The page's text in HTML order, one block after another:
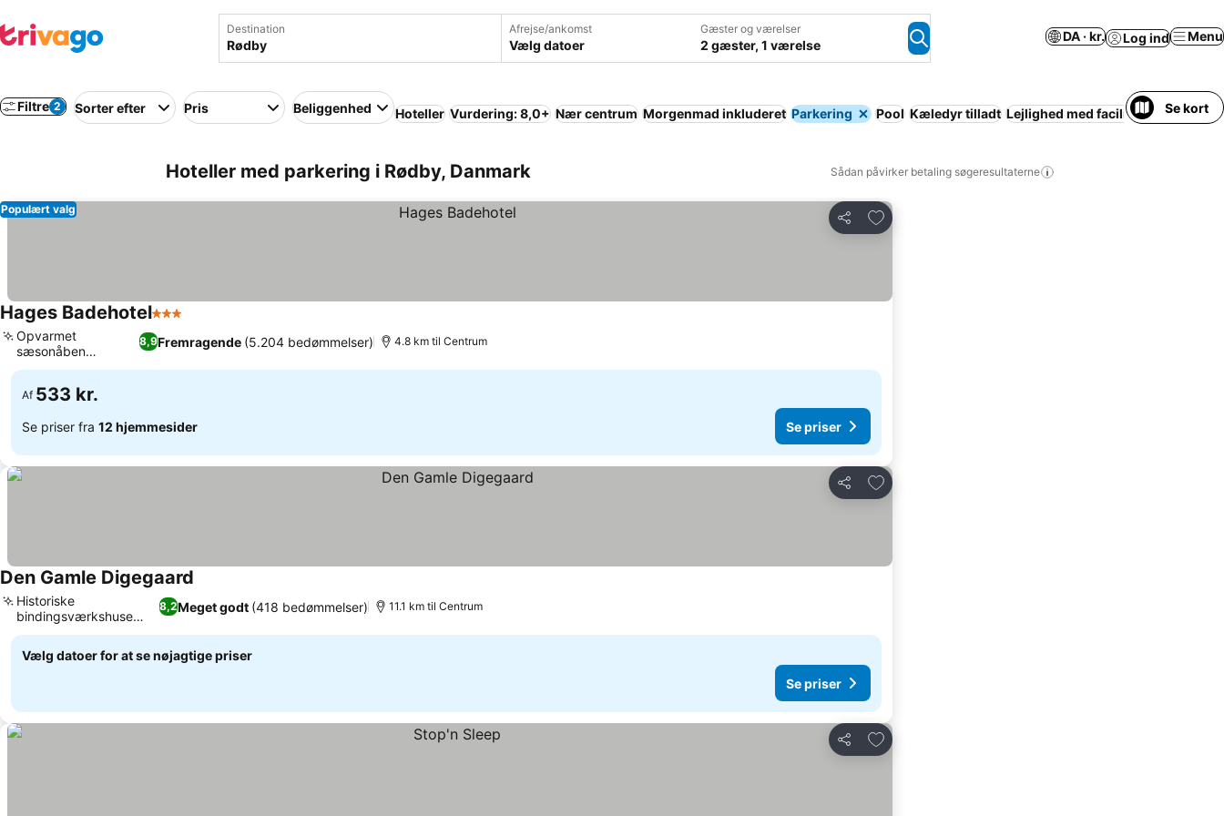
Destination Afrejse/ankomst
Vælg datoer
Gæster og værelser
2 gæster, 1 værelse
DA · kr. Log ind Menu
Filtre 2 Sorter efter Pris Beliggenhed Hoteller Vurdering: 8,0+ Nær centrum Morgenmad inkluderet Parkering Pool Kæledyr tilladt Lejlighed med faciliteter Se kort
Hoteller med parkering i Rødby, Danmark Sådan påvirker betaling søgeresultaterne
Del
Føj til favoritter
Populært valg
Hages Badehotel3 Stjerner
8,9Fremragende (5.204 bedømmelser)
Opvarmet
sæsonåben
udendørs pool
4.8 km til Centrum
Af 533 kr.
Se priser fra 12 hjemmesider Se priser
Del
Føj til favoritter
Den Gamle Digegaard
8,2Meget godt (418 bedømmelser)
Historiske
bindingsværkshuse
med stråtag
11.1 km til Centrum
Vælg datoer for at se nøjagtige priser
Se priser
Del
Føj til favoritter